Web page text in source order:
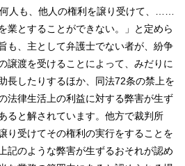
人も、他人の権利を譲り受けて、……
業とすることができない。」と定めら
も、主として弁護士でない者が、紛争
譲渡を受けることによって、みだりに
長したりするほか、同法72条の禁上を
法律生活上の利益に対する弊害が生ず
ると解されています。他方で裁判所
り受けてその権利の実行をすることを
記のような弊害が生ずるおそれが認め